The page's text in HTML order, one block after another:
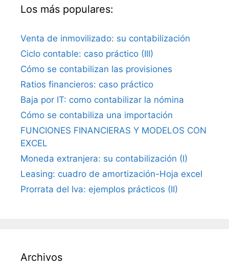
Los más populares:
Venta de inmovilizado: su contabilización
Ciclo contable: caso práctico (III)
Cómo se contabilizan las provisiones
Ratios financieros: caso práctico
Baja por IT: como contabilizar la nómina
Cómo se contabiliza una importación
FUNCIONES FINANCIERAS Y MODELOS CON
EXCEL
Moneda extranjera: su contabilización (I)
Leasing: cuadro de amortización-Hoja excel
Prorrata del Iva: ejemplos prácticos (II)
Archivos